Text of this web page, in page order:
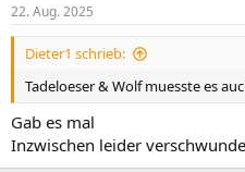
e
n
22. Aug. 2025
Dieter1 schrieb:
Tadeloeser & Wolf muesste es
Gab es mal
Inzwischen leider